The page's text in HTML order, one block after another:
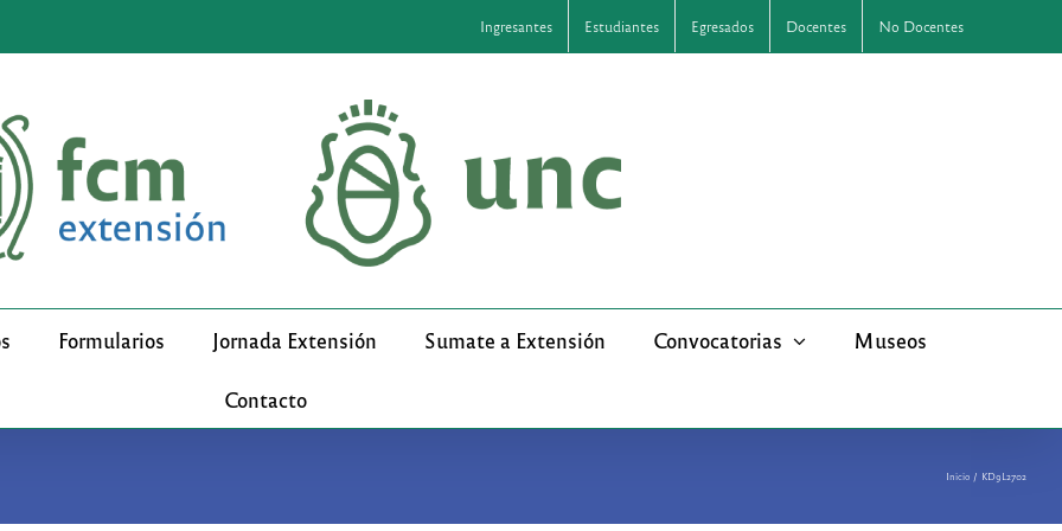
Ingresantes Estudiantes Egresados Docentes No Docentes
Formularios Jornada Extensión Sumate a Extensión Convocatorias Museos
Contacto
Inicio KD9L2702